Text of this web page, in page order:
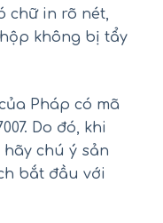
chữ in rõ nét,
không bị tẩy
Pháp có mã
Do đó, khi
chú ý sản
bắt đầu với